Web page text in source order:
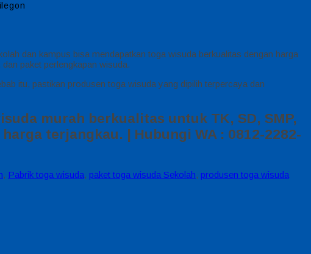
dan kampus bisa mendapatkan toga wisuda berkualitas dengan harga
paket perlengkapan wisuda.
itu, pastikan produsen toga wisuda yang dipilih terpercaya dan
murah berkualitas untuk TK, SD, SMP,
terjangkau. | Hubungi WA : 0812-2282-
, Pabrik toga wisuda, paket toga wisuda Sekolah, produsen toga wisuda